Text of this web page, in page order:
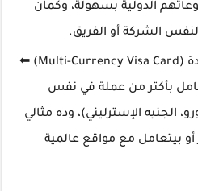
الدولية بسهولة، وكمان
الشركة أو الفريق.
بطاقة العملات المتعددة (Multi-Currency Visa Card) ⬅
بأكتر من عملة في نفس
الجنيه الإسترليني)، وده مثالي
أو بيتعامل مع مواقع عالمية